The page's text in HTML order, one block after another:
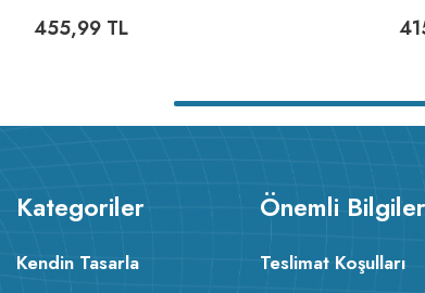
455,99 TL
Kategoriler
Kendin Tasarla
Önemli Bilgiler
Teslimat Koşulları